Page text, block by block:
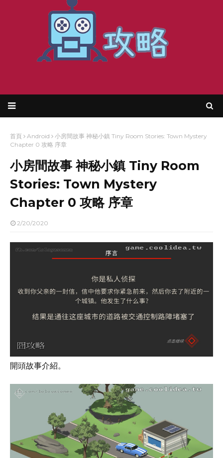
首頁 Android
小房間故事 神秘小鎮 Tiny Room Stories: Town Mystery
Chapter 0 攻略 序章
小房間故事 神秘小鎮 Tiny Room
Stories: Town Mystery
Chapter 0 攻略 序章
2/20/2020
開頭故事介紹。